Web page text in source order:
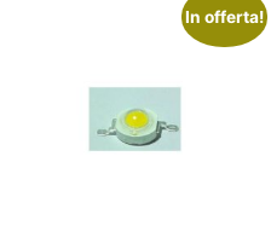
In offerta!